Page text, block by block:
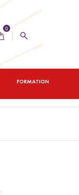
0
FORMATION